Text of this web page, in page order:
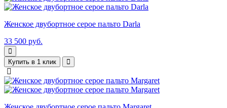
Женское двубортное серое пальто Darla
33 500 руб.
Купить в 1 клик